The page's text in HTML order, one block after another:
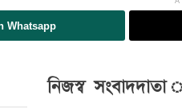
Whatsapp
নিজস্ব সংবাদদাতা